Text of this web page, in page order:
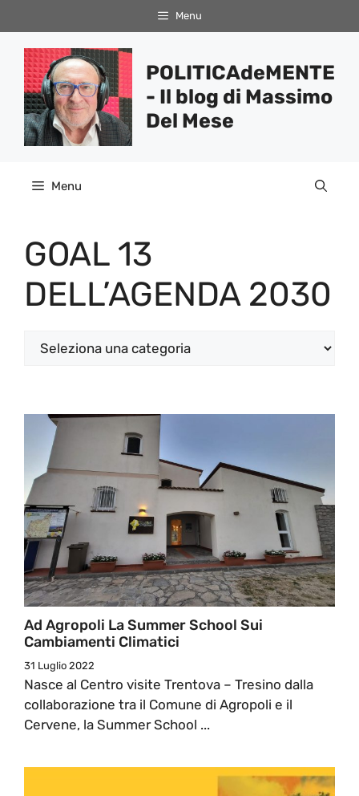
al
contenuto
Menu
POLITICAdeMENTE
- Il blog di Massimo
Del Mese
Menu
GOAL 13
DELL’AGENDA 2030
Categorie
Ad Agropoli La Summer School Sui
Cambiamenti Climatici
31 Luglio 2022
Nasce al Centro visite Trentova – Tresino dalla
collaborazione tra il Comune di Agropoli e il
Cervene, la Summer School ...